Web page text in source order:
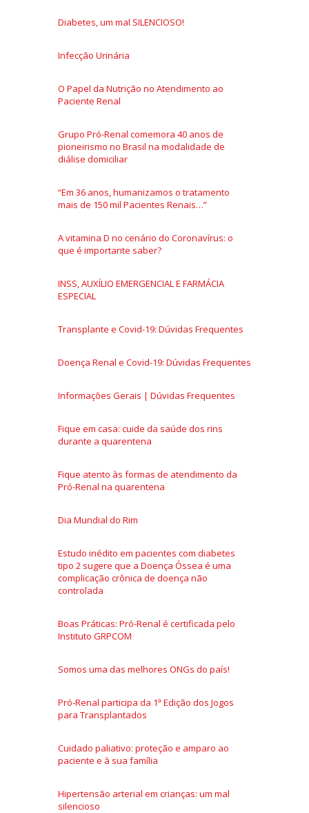
Diabetes, um mal SILENCIOSO!
Infecção Urinária
O Papel da Nutrição no Atendimento ao
Paciente Renal
Grupo Pró-Renal comemora 40 anos de
pioneirismo no Brasil na modalidade de
diálise domiciliar
“Em 36 anos, humanizamos o tratamento
mais de 150 mil Pacientes Renais…”
A vitamina D no cenário do Coronavírus: o
que é importante saber?
INSS, AUXÍLIO EMERGENCIAL E FARMÁCIA
ESPECIAL
Transplante e Covid-19: Dúvidas Frequentes
Doença Renal e Covid-19: Dúvidas Frequentes
Informações Gerais | Dúvidas Frequentes
Fique em casa: cuide da saúde dos rins
durante a quarentena
Fique atento às formas de atendimento da
Pró-Renal na quarentena
Dia Mundial do Rim
Estudo inédito em pacientes com diabetes
tipo 2 sugere que a Doença Óssea é uma
complicação crônica de doença não
controlada
Boas Práticas: Pró-Renal é certificada pelo
Instituto GRPCOM
Somos uma das melhores ONGs do país!
Pró-Renal participa da 1ª Edição dos Jogos
para Transplantados
Cuidado paliativo: proteção e amparo ao
paciente e à sua família
Hipertensão arterial em crianças: um mal
silencioso